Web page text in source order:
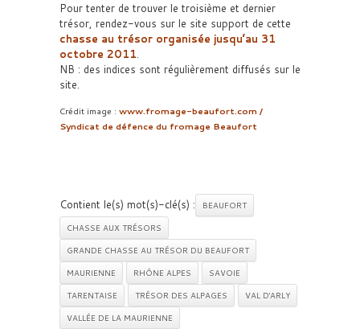
Pour tenter de trouver le troisième et dernier
trésor, rendez-vous sur le site support de cette
chasse au trésor organisée jusqu’au 31
octobre 2011.
NB : des indices sont régulièrement diffusés sur le
site.
Crédit image : www.fromage-beaufort.com /
Syndicat de défence du fromage Beaufort
Contient le(s) mot(s)-clé(s) :
BEAUFORT
CHASSE AUX TRÉSORS
GRANDE CHASSE AU TRÉSOR DU BEAUFORT
MAURIENNE
RHÔNE ALPES
SAVOIE
TARENTAISE
TRÉSOR DES ALPAGES
VAL D'ARLY
VALLÉE DE LA MAURIENNE